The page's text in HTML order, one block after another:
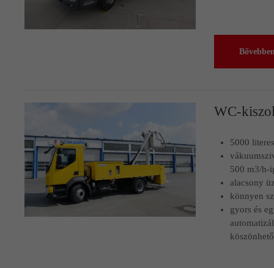
WC-
5000
500 m3/h-
alacsony
könnyen
gyors és